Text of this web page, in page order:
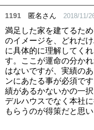
1191 匿名さん 2018/11/
満足した家を建てるた
のイメージを、どれだ
に具体的に理解してく
す。ここが運命の分か
はないですが、実績の
ンにあたる事が必須で
績があるかないかの一
デルハウスでなく本社
もらうのが得策だと思い